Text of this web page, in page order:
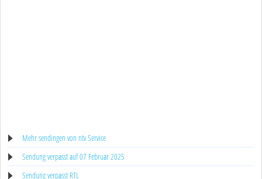
Mehr sendingen von ntv Service
Sendung verpasst auf 07 Februar 2025
Sendung verpasst RTL